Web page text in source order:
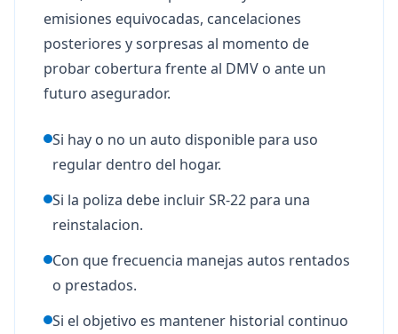
emisiones equivocadas, cancelaciones
posteriores y sorpresas al momento de
probar cobertura frente al DMV o ante un
futuro asegurador.
Si hay o no un auto disponible para uso
regular dentro del hogar.
Si la poliza debe incluir SR-22 para una
reinstalacion.
Con que frecuencia manejas autos rentados
o prestados.
Si el objetivo es mantener historial continuo